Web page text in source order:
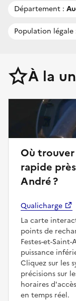
Département :
Population légale
À la
Où
rapide
André ?
Qualicharge
La carte
points de
Festes-et-
puissance
Cliquez sur les
précisions sur
horaires
en temps réel.